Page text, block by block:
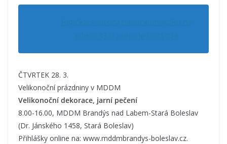
ČTVRTEK 28. 3.
Velikonoční prázdniny v MDDM
Velikonoční dekorace, jarní pečení
8.00-16.00, MDDM Brandýs nad Labem-Stará Boleslav
(Dr. Jánského 1458, Stará Boleslav)
Přihlášky online na: www.mddmbrandys-boleslav.cz.